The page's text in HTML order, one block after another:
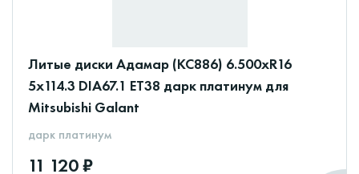
Литые диски Адамар (КС886) 6.500xR16
5x114.3 DIA67.1 ET38 дарк платинум для
Mitsubishi Galant
дарк платинум
11 120 ₽